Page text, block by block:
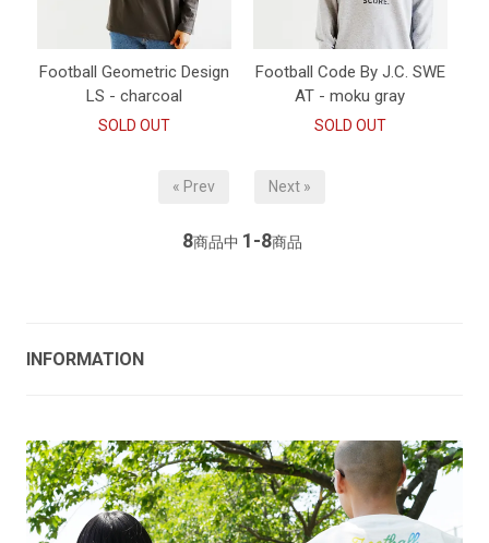
Football Geometric Design
LS - charcoal
SOLD OUT
Football Code By J.C. SWE
AT - moku gray
SOLD OUT
« Prev Next »
8商品中 1-8商品
INFORMATION